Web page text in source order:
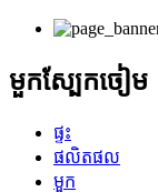
មួកស្បែកចៀម
ផ្ទះ
ផលិតផល
មួក